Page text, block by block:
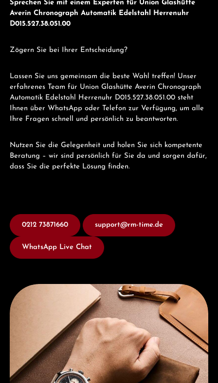
Sprechen Sie mit einem Experten für Union Glashütte
Averin Chronograph Automatik Edelstahl Herrenuhr
D015.527.38.051.00
Zögern Sie bei Ihrer Entscheidung?
Lassen Sie uns gemeinsam die beste Wahl treffen! Unser
erfahrenes Team für Union Glashütte Averin Chronograph
Automatik Edelstahl Herrenuhr D015.527.38.051.00 steht
Ihnen über WhatsApp oder Telefon zur Verfügung, um alle
Ihre Fragen schnell und persönlich zu beantworten.
Nutzen Sie die Gelegenheit und holen Sie sich kompetente
Beratung – wir sind persönlich für Sie da und sorgen dafür,
dass Sie die perfekte Lösung finden.
0212 73871660 support@rm-time.de
WhatsApp Live Chat
Entdecken Sie Union Glashütte